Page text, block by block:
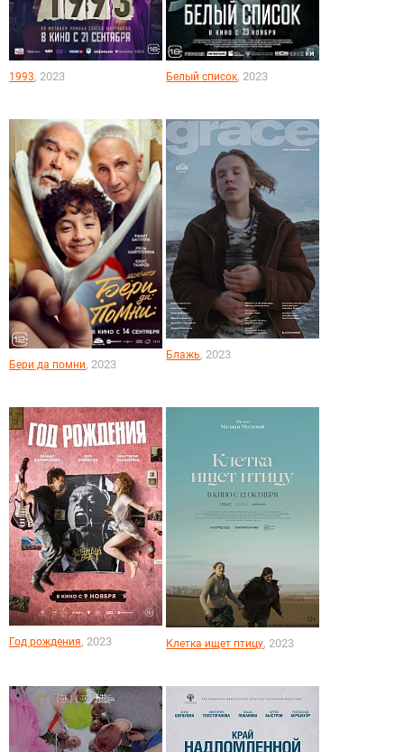
1993, 2023 Белый список, 2023
Бери да помни, 2023
Блажь, 2023
Год рождения, 2023 Клетка ищет птицу, 2023